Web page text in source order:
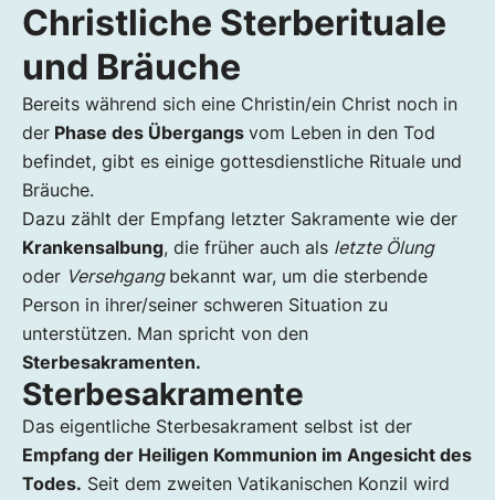
Christliche Sterberituale
und Bräuche
Bereits während sich eine Christin/ein Christ noch in
der Phase des Übergangs vom Leben in den Tod
befindet, gibt es einige gottesdienstliche Rituale und
Bräuche.
Dazu zählt der Empfang letzter Sakramente wie der
Krankensalbung, die früher auch als letzte Ölung
oder Versehgang bekannt war, um die sterbende
Person in ihrer/seiner schweren Situation zu
unterstützen. Man spricht von den
Sterbesakramenten.
Sterbesakramente
Das eigentliche Sterbesakrament selbst ist der
Empfang der Heiligen Kommunion im Angesicht des
Todes. Seit dem zweiten Vatikanischen Konzil wird